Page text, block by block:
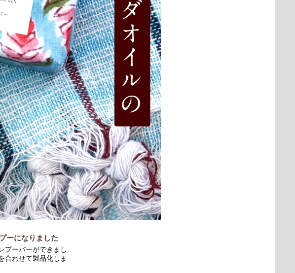
ーになりました
プーバーができまし
合わせて製品化しま